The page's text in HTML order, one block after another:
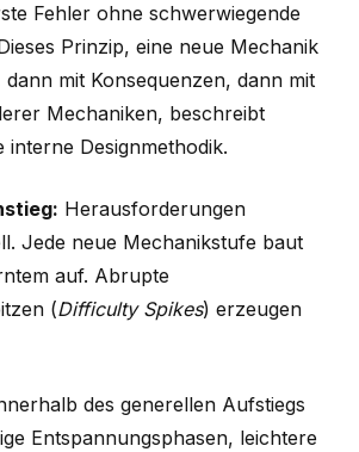
Fehler ohne schwerwiegende
Prinzip, eine neue Mechanik
mit Konsequenzen, dann mit
Mechaniken, beschreibt
interne Designmethodik.
Herausforderungen
Jede neue Mechanikstufe baut
auf. Abrupte
(Difficulty Spikes) erzeugen
des generellen Aufstiegs
Entspannungsphasen, leichtere